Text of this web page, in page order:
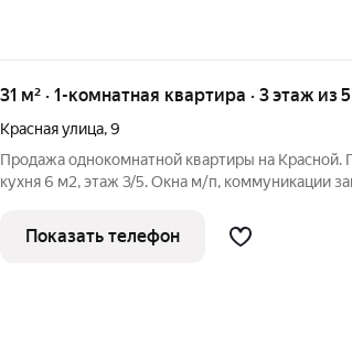
31 м² · 1-комнатная квартира · 3 этаж из 5
Красная улица,9
Продажа однокомнатной квартиры на Красной.
кухня 6 м2, этаж 3/5. Окна м/п, коммуникации
всей мебелью и бытовой техникой. Акт 120,15
Показать телефон